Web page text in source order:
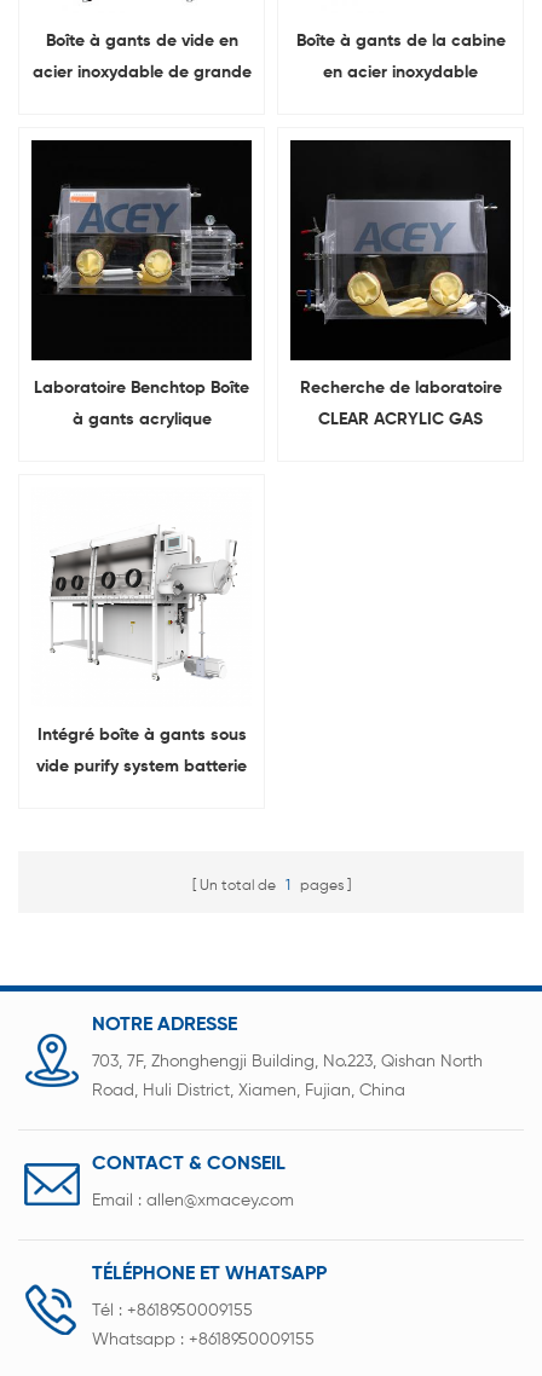
Boîte à gants de vide en
acier inoxydable de grande
Boîte à gants de la cabine
en acier inoxydable
Laboratoire Benchtop Boîte
à gants acrylique
Recherche de laboratoire
CLEAR ACRYLIC GAS
Intégré boîte à gants sous
vide purify system batterie
Un total de 1 pages
NOTRE ADRESSE
703, 7F, Zhonghengji Building, No.223, Qishan North
Road, Huli District, Xiamen, Fujian, China
CONTACT & CONSEIL
Email : allen@xmacey.com
TÉLÉPHONE ET WHATSAPP
Tél : +8618950009155
Whatsapp : +8618950009155